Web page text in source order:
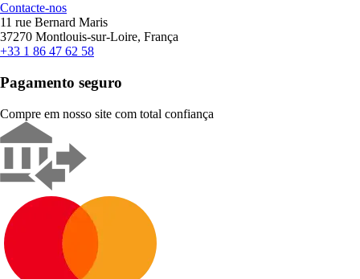
Contacte-nos
11 rue Bernard Maris
37270 Montlouis-sur-Loire, França
+33 1 86 47 62 58
Pagamento seguro
Compre em nosso site com total confiança